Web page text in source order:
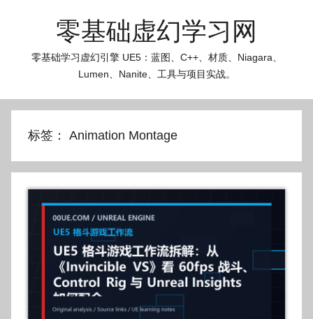
零基础虚幻学习网
零基础学习虚幻引擎 UE5：蓝图、C++、材质、Niagara、
Lumen、Nanite、工具与项目实战。
标签： Animation Montage